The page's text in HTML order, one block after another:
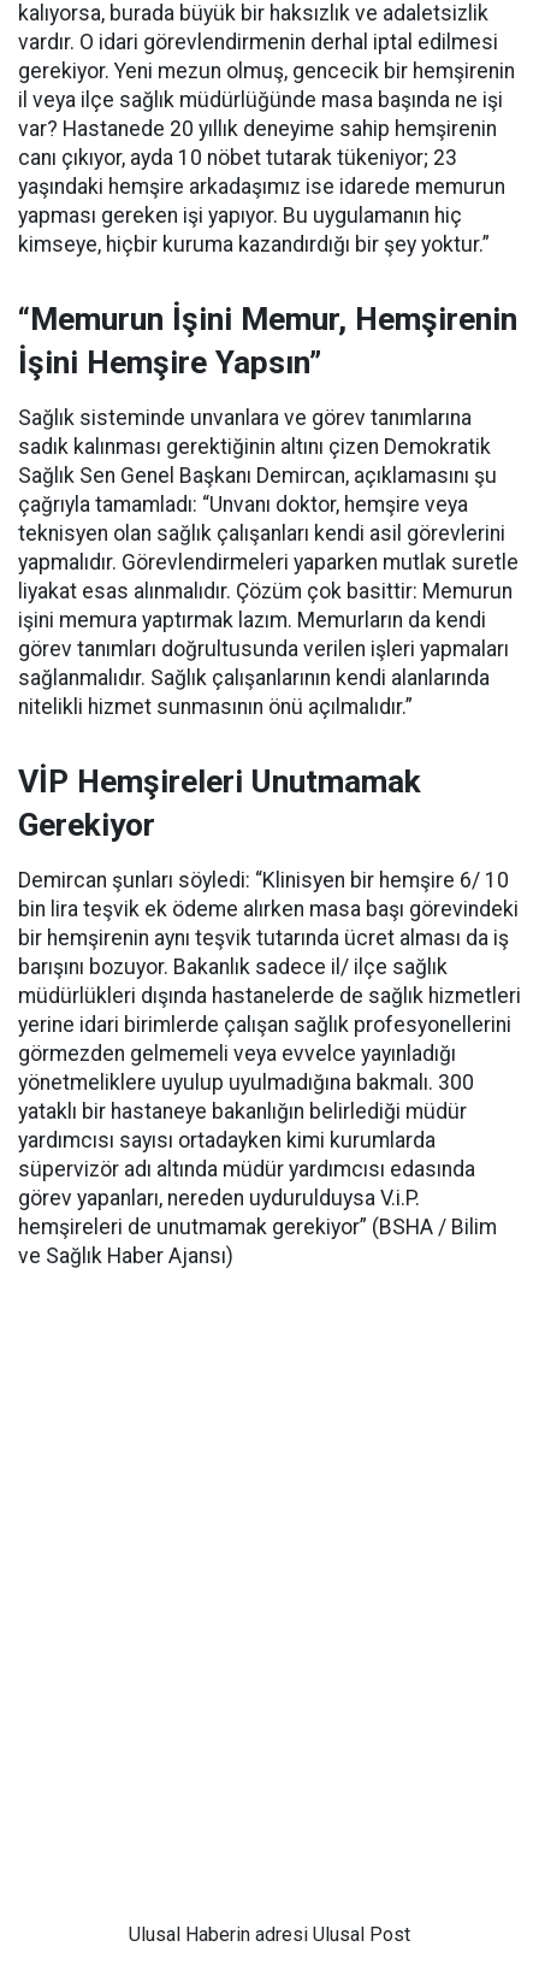
kalıyorsa, burada büyük bir haksızlık ve adaletsizlik
vardır. O idari görevlendirmenin derhal iptal edilmesi
gerekiyor. Yeni mezun olmuş, gencecik bir hemşirenin
il veya ilçe sağlık müdürlüğünde masa başında ne işi
var? Hastanede 20 yıllık deneyime sahip hemşirenin
canı çıkıyor, ayda 10 nöbet tutarak tükeniyor; 23
yaşındaki hemşire arkadaşımız ise idarede memurun
yapması gereken işi yapıyor. Bu uygulamanın hiç
kimseye, hiçbir kuruma kazandırdığı bir şey yoktur.”
“Memurun İşini Memur, Hemşirenin
İşini Hemşire Yapsın”
Sağlık sisteminde unvanlara ve görev tanımlarına
sadık kalınması gerektiğinin altını çizen Demokratik
Sağlık Sen Genel Başkanı Demircan, açıklamasını şu
çağrıyla tamamladı: “Unvanı doktor, hemşire veya
teknisyen olan sağlık çalışanları kendi asil görevlerini
yapmalıdır. Görevlendirmeleri yaparken mutlak suretle
liyakat esas alınmalıdır. Çözüm çok basittir: Memurun
işini memura yaptırmak lazım. Memurların da kendi
görev tanımları doğrultusunda verilen işleri yapmaları
sağlanmalıdır. Sağlık çalışanlarının kendi alanlarında
nitelikli hizmet sunmasının önü açılmalıdır.”
VİP Hemşireleri Unutmamak
Gerekiyor
Demircan şunları söyledi: “Klinisyen bir hemşire 6/ 10
bin lira teşvik ek ödeme alırken masa başı görevindeki
bir hemşirenin aynı teşvik tutarında ücret alması da iş
barışını bozuyor. Bakanlık sadece il/ ilçe sağlık
müdürlükleri dışında hastanelerde de sağlık hizmetleri
yerine idari birimlerde çalışan sağlık profesyonellerini
görmezden gelmemeli veya evvelce yayınladığı
yönetmeliklere uyulup uyulmadığına bakmalı. 300
yataklı bir hastaneye bakanlığın belirlediği müdür
yardımcısı sayısı ortadayken kimi kurumlarda
süpervizör adı altında müdür yardımcısı edasında
görev yapanları, nereden uydurulduysa V.i.P.
hemşireleri de unutmamak gerekiyor” (BSHA / Bilim
ve Sağlık Haber Ajansı)
Ulusal Haberin adresi Ulusal Post